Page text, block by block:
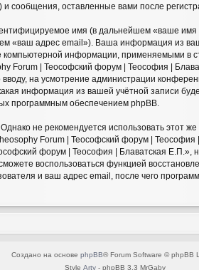
сообщения, оставленные вами после
имя (в дальнейшем «ваше
«ваш адрес email»). Ваша информация из
информации, применяемыми в
Forum | Теософский форум | Теософия |
на усмотрение администрации
информация из вашей учётной записи
программным обеспечением phpBB.
не рекомендуется использовать этот
Forum | Теософский форум | Теософия
форум | Теософия | Блаватская
воспользоваться функцией
и ваш адрес email, после чего
Создано на основе phpBB® Forum Software © phpBB
Style Arty - phpBB 3.3 MrGaby